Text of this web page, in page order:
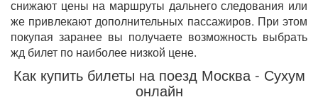
снижают цены на маршруты дальнего следования или
же привлекают дополнительных пассажиров. При этом
покупая заранее вы получаете возможность выбрать
жд билет по наиболее низкой цене.
Как купить билеты на поезд Москва - Сухум
онлайн